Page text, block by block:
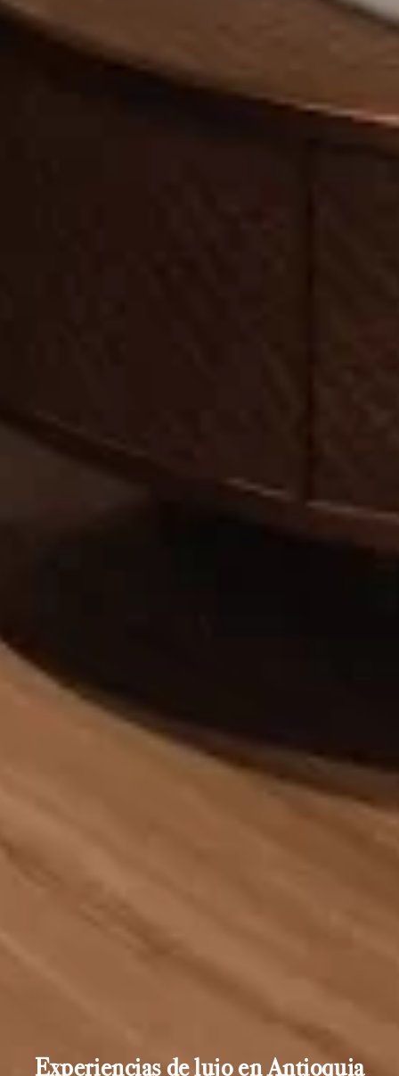
Experiencias de lujo en Antioquia